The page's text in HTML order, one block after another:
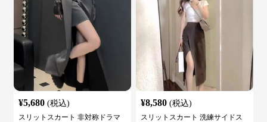
¥5,680 (税込)
スリットスカート 非対称ドラマ
¥8,580 (税込)
スリットスカート 洗練サイドス